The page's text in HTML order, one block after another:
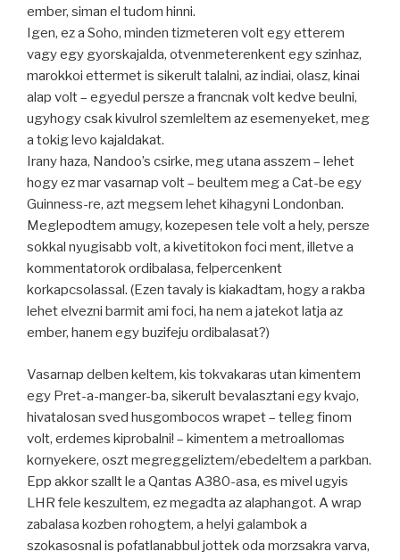
ember, siman el tudom hinni.
Igen, ez a Soho, minden tizmeteren volt egy etterem
vagy egy gyorskajalda, otvenmeterenkent egy szinhaz,
marokkoi ettermet is sikerult talalni, az indiai, olasz, kinai
alap volt – egyedul persze a francnak volt kedve beulni,
ugyhogy csak kivulrol szemleltem az esemenyeket, meg
a tokig levo kajaldakat.
Irany haza, Nandoo’s csirke, meg utana asszem – lehet
hogy ez mar vasarnap volt – beultem meg a Cat-be egy
Guinness-re, azt megsem lehet kihagyni Londonban.
Meglepodtem amugy, kozepesen tele volt a hely, persze
sokkal nyugisabb volt, a kivetitokon foci ment, illetve a
kommentatorok ordibalasa, felpercenkent
korkapcsolassal. (Ezen tavaly is kiakadtam, hogy a rakba
lehet elvezni barmit ami foci, ha nem a jatekot latja az
ember, hanem egy buzifeju ordibalasat?)
Vasarnap delben keltem, kis tokvakaras utan kimentem
egy Pret-a-manger-ba, sikerult bevalasztani egy kvajo,
hivatalosan sved husgombocos wrapet – telleg finom
volt, erdemes kiprobalni! – kimentem a metroallomas
kornyekere, oszt megreggeliztem/ebedeltem a parkban.
Epp akkor szallt le a Qantas A380-asa, es mivel ugyis
LHR fele keszultem, ez megadta az alaphangot. A wrap
zabalasa kozben rohogtem, a helyi galambok a
szokasosnal is pofatlanabbul jottek oda morzsakra varva,